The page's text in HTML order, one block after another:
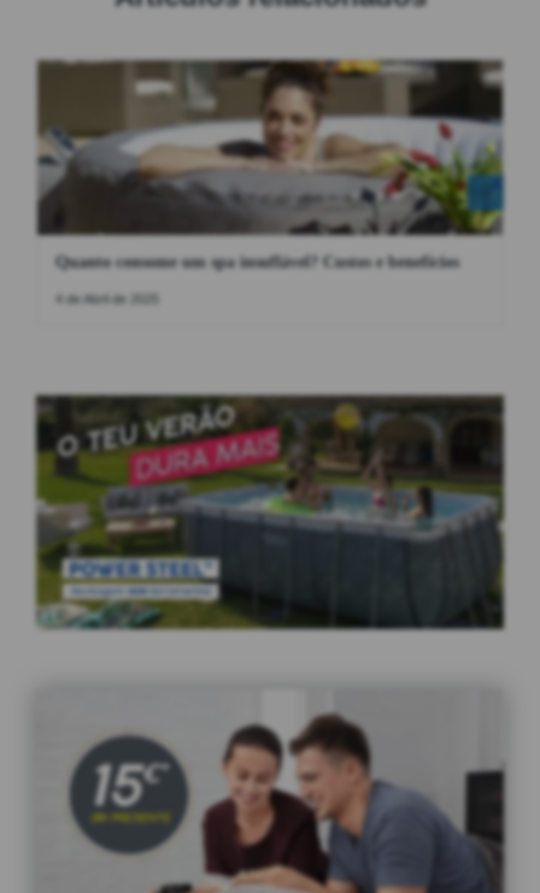
Quanto consome um spa insuflável? Custos e benefícios
4 de Abril de 2025